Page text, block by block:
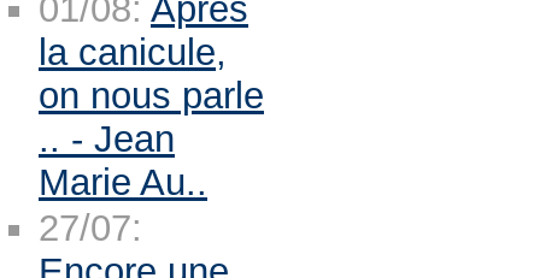
01/08: Après
la canicule,
on nous parle
.. - Jean
Marie Au..
27/07: